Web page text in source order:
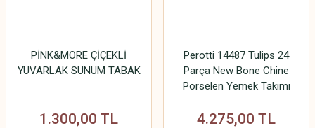
PİNK&MORE ÇİÇEKLİ
YUVARLAK SUNUM TABAK
1.300,00 TL
Perotti 14487 Tulips 24
Parça New Bone Chine
Porselen Yemek Takımı
4.275,00 TL